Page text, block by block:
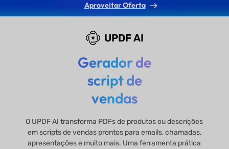
Aproveitar Oferta
UPDF AI
Gerador de
script de
vendas
O UPDF AI transforma PDFs de produtos ou descrições
em scripts de vendas prontos para emails, chamadas,
apresentações e muito mais. Uma ferramenta prática